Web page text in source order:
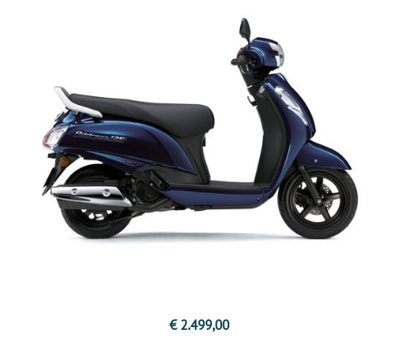
€ 2.499,00